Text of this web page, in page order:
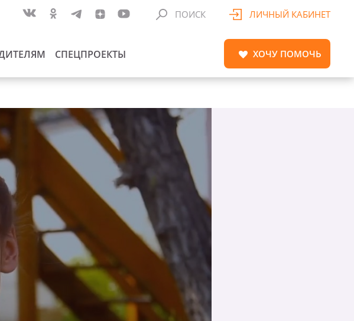
СПЕЦПРОЕКТЫ
ПОИСК ЛИЧНЫЙ КАБИНЕТ
ХОЧУ ПОМОЧЬ